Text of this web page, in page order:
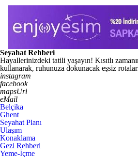
Seyahat Rehberi
Hayallerinizdeki tatili yaşayın! Kısıtlı
kullanarak, ruhunuza dokunacak eşsiz
instagram
facebook
mapsUrl
eMail
Belçika
Ghent
Seyahat Planı
Ulaşım
Konaklama
Gezi Rehberi
Yeme-İçme